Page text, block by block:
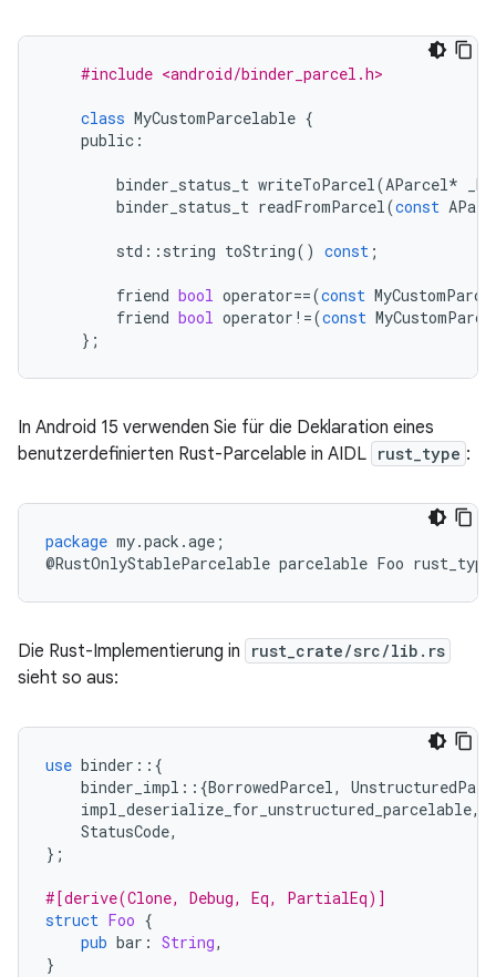
#include <android/binder_parcel.h>
class MyCustomParcelable {
public :
binder_status_t writeToParcel(AParcel*
binder_status_t readFromParcel(const
std :: string toString() const ;
friend bool operator==(const
friend bool operator !=(const
};
In Android 15 verwenden Sie für die Deklaration eines
benutzerdefinierten Rust-Parcelable in AIDL rust_type :
package my.pack .age ;
@RustOnlyStableParcelable parcelable Foo rust_type
Die Rust-Implementierung in rust_crate/src/lib.rs
sieht so aus:
use binder ::{
binder_impl ::{BorrowedParcel,
impl_deserialize_for_unstructured_parcelable,
StatusCode,
};
#[derive(Clone, Debug, Eq, PartialEq)]
struct Foo {
pub bar : String,
}